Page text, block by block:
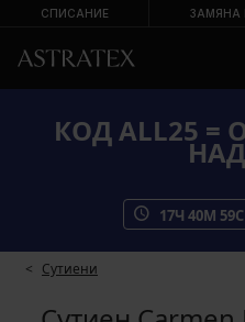
СПИСАНИЕ ЗАМЯНА
КОД ALL25 =
17Ч 40М 58С
Сутиени